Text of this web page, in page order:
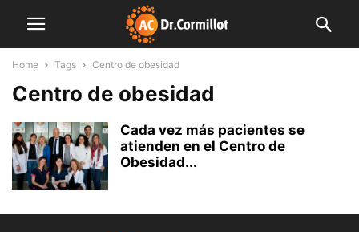
Home Tags Centro de obesidad
Centro de obesidad
Cada vez más pacientes se
atienden en el Centro de
Obesidad...